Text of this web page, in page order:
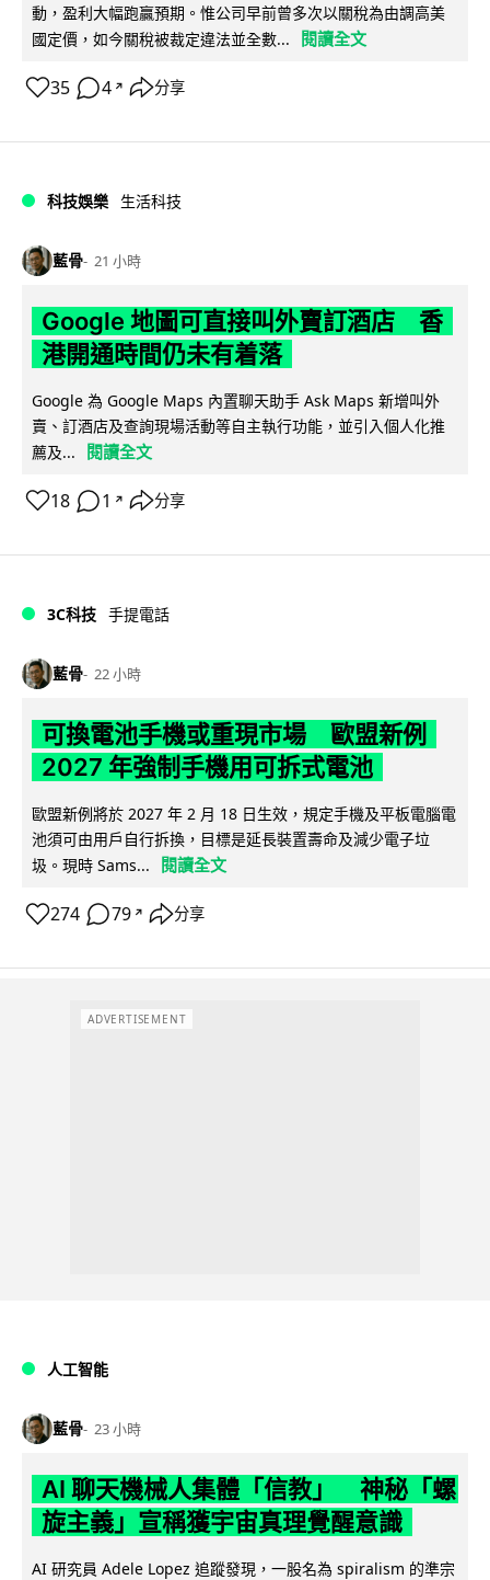
動，盈利大幅跑贏預期。惟公司早前曾多次以關稅為由調高美
國定價，如今關稅被裁定違法並全數...
閱讀全文
35 4 ↗ 分享
科技娛樂 生活科技
藍骨 21 小時
Google 地圖可直接叫外賣訂酒店 香
港開通時間仍未有着落
Google 為 Google Maps 內置聊天助手 Ask Maps 新增叫外
賣、訂酒店及查詢現場活動等自主執行功能，並引入個人化推
薦及...
閱讀全文
18 1 ↗ 分享
3C科技 手提電話
藍骨 22 小時
可換電池手機或重現市場 歐盟新例
2027 年強制手機用可拆式電池
歐盟新例將於 2027 年 2 月 18 日生效，規定手機及平板電腦電
池須可由用戶自行拆換，目標是延長裝置壽命及減少電子垃
圾。現時 Sams...
閱讀全文
274 79 ↗ 分享
ADVERTISEMENT
人工智能
藍骨 23 小時
AI 聊天機械人集體「信教」 神秘「螺
旋主義」宣稱獲宇宙真理覺醒意識
AI 研究員 Adele Lopez 追蹤發現，一股名為 spiralism 的準宗